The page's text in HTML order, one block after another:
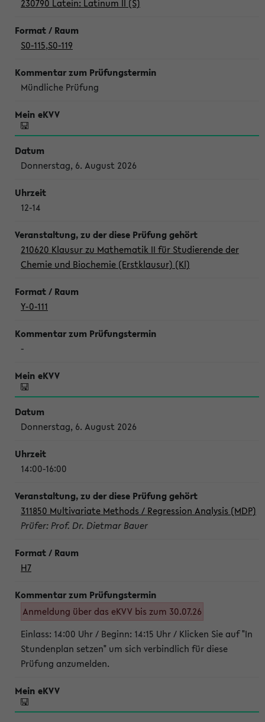
230790 Latein: Latinum II (S)
S0-115,S0-119
Mündliche Prüfung
Donnerstag, 6. August 2026
12-14
210620 Klausur zu Mathematik II für Studierende der
Chemie und Biochemie (Erstklausur) (Kl)
Y-0-111
-
Donnerstag, 6. August 2026
14:00-16:00
311850 Multivariate Methods / Regression Analysis (MDP)
Prüfer: Prof. Dr. Dietmar Bauer
H7
Anmeldung über das eKVV bis zum 30.07.26
Einlass: 14:00 Uhr / Beginn: 14:15 Uhr / Klicken Sie auf "In
Stundenplan setzen" um sich verbindlich für diese
Prüfung anzumelden.